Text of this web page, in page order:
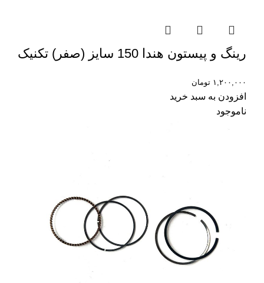
رینگ و پیستون هندا 150 سایز (صفر) تکنیک
۱,۲۰۰,۰۰۰ تومان
افزودن به سبد خرید
ناموجود